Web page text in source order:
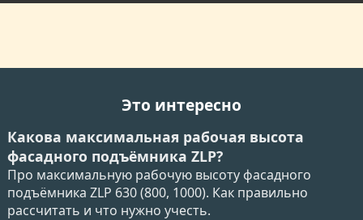
Это интересно
Какова максимальная рабочая высота
фасадного подъёмника ZLP?
Про максимальную рабочую высоту фасадного
подъёмника ZLP 630 (800, 1000). Как правильно
рассчитать и что нужно учесть.